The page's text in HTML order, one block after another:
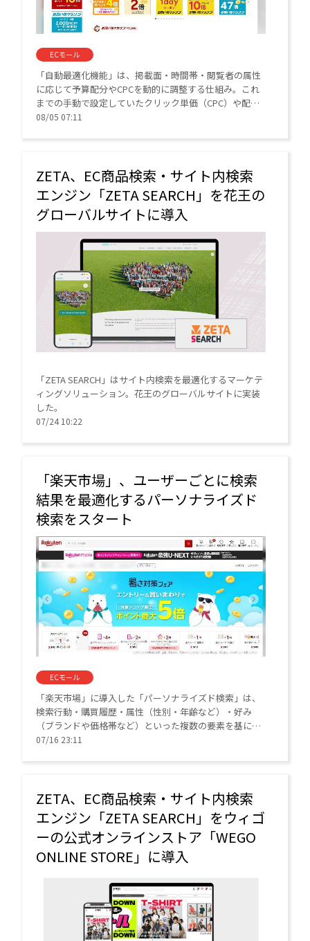
ECモール
「自動最適化機能」は、掲載面・時間帯・閲覧者の属性
に応じて予算配分やCPCを動的に調整する仕組み。これ
までの手動で設定していたクリック単価（CPC）や配信
タイプに加え、AIを活用した自動最適化が選べるように
08/05 07:11
ZETA、EC商品検索・サイト内検索
エンジン「ZETA SEARCH」を花王の
グローバルサイトに導入
「ZETA SEARCH」はサイト内検索を最適化するマーケテ
ィングソリューション。花王のグローバルサイトに実装
した。
07/24 10:22
「楽天市場」、ユーザーごとに検索
結果を最適化するパーソナライズド
検索をスタート
ECモール
「楽天市場」に導入した「パーソナライズド検索」は、
検索行動・購買履歴・属性（性別・年齢など）・好み
（ブランドや価格帯など）といった複数の要素を基に、
ユーザーごとに表示する検索結果を自動調整する仕組
07/16 23:11
ZETA、EC商品検索・サイト内検索
エンジン「ZETA SEARCH」をウィゴ
ーの公式オンラインストア「WEGO
ONLINE STORE」に導入